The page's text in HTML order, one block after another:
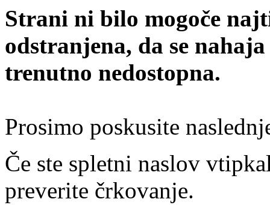
Strani ni bilo mogoče
odstranjena, da se
trenutno nedostopna.
Prosimo poskusite
Če ste spletni naslov
preverite črkovanje.